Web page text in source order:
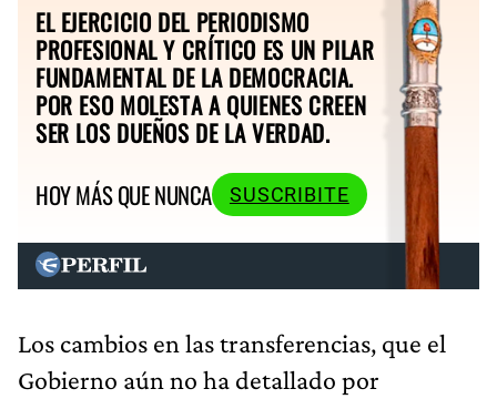
EL EJERCICIO DEL PERIODISMO
PROFESIONAL Y CRÍTICO ES UN PILAR
FUNDAMENTAL DE LA DEMOCRACIA.
POR ESO MOLESTA A QUIENES CREEN
SER LOS DUEÑOS DE LA VERDAD.
HOY MÁS QUE NUNCA
SUSCRIBITE
Los cambios en las transferencias, que el
Gobierno aún no ha detallado por